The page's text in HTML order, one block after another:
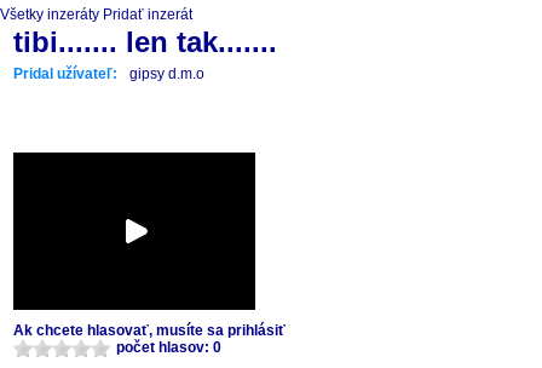
Všetky inzeráty Pridať inzerát
tibi....... len tak.......
Pridal užívateľ: gipsy d.m.o
Ak chcete hlasovať, musíte sa prihlásiť
počet hlasov: 0